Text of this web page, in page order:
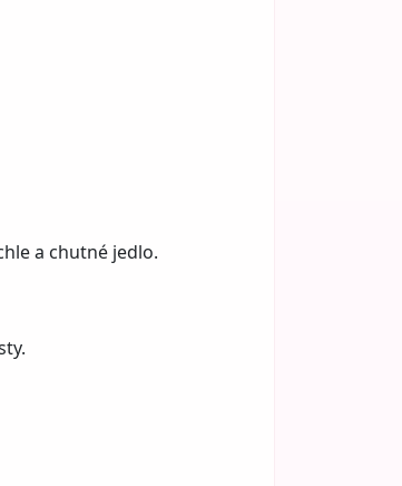
a chutné jedlo.